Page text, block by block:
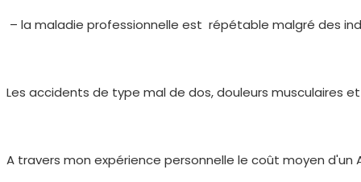
– la maladie professionnelle est répétable malgré des
Les accidents de type mal de dos, douleurs musculaires
A travers mon expérience personnelle le coût moyen